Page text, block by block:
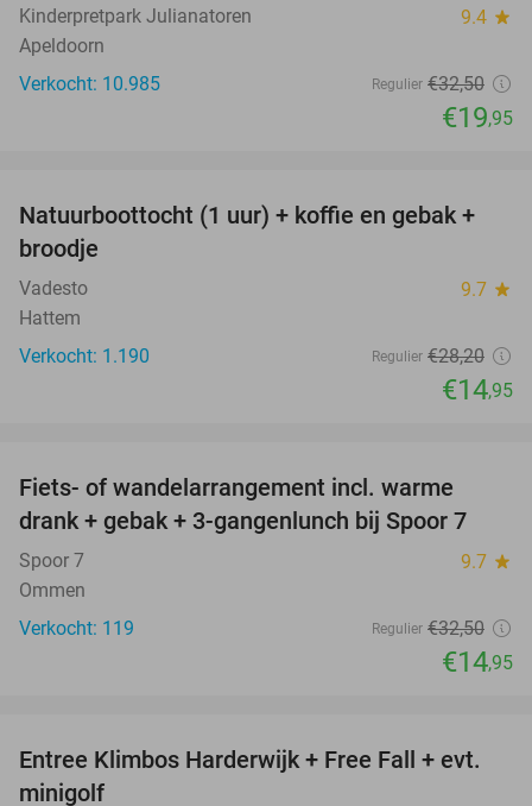
Kinderpretpark Julianatoren 9.4 star
Apeldoorn
Verkocht: 10.985
Regulier €32,50
€19,95
47%
Natuurboottocht (1 uur) + koffie en gebak +
broodje
Vadesto 9.7 star
Hattem
Verkocht: 1.190
Regulier €28,20
€14,95
Fiets- of wandelarrangement incl. warme
drank + gebak + 3-gangenlunch bij Spoor 7
Spoor 7 9.7 star
Ommen
Verkocht: 119
Regulier €32,50
€14,95
30%
Entree Klimbos Harderwijk + Free Fall + evt.
minigolf